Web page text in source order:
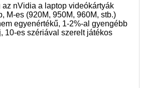
az nVidia a laptop videókártyák
M-es (920M, 950M, 960M, stb.)
egyenértékű, 1-2%-al gyengébb
10-es szériával szerelt játékos